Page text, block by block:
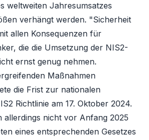
weltweiten Jahresumsatzes
verhängt werden. "Sicherheit
allen Konsequenzen für
die die Umsetzung der NIS2-
ernst genug nehmen.
Maßnahmen
die Frist zur nationalen
Richtlinie am 17. Oktober 2024.
allerdings nicht vor Anfang 2025
eines entsprechenden Gesetzes